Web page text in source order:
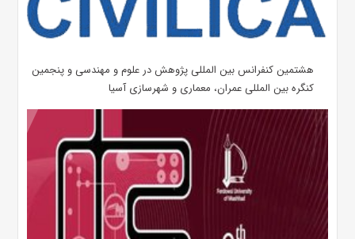
هشتمین کنفرانس بین المللی پژوهش در علوم و مهندسی و پنجمین
کنگره بین المللی عمران، معماری و شهرسازی آسیا